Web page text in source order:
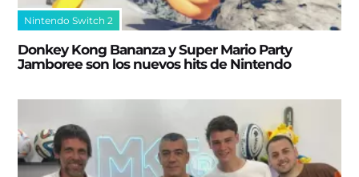
Nintendo Switch 2
Donkey Kong Bananza y Super Mario Party
Jamboree son los nuevos hits de Nintendo